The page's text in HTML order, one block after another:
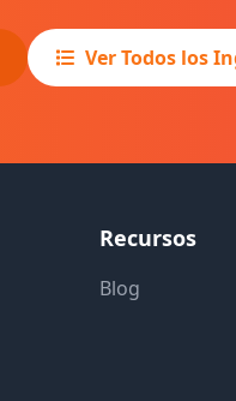
Ver Todos los
Recursos
Blog